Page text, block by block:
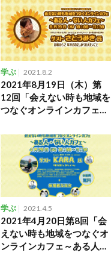
学ぶ 2021.8.2
2021年8月19日（木）第
12回「会えない時も地域を
つなぐオンラインカフェ～
学ぶ 2021.4.5
2021年4月20日第8回「会
えない時も地域をつなぐオ
ンラインカフェ～ある人・